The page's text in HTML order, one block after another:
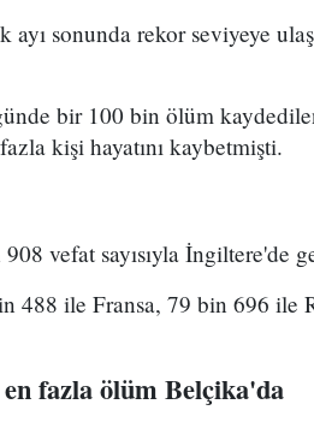
sonunda rekor seviyeye
bir 100 bin ölüm
kişi hayatını kaybetmişti.
vefat sayısıyla İngiltere'de
488 ile Fransa, 79 bin 696 ile
fazla ölüm Belçika'da